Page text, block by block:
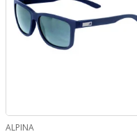
ALPINA